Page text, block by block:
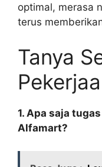
optimal, merasa
terus
Tanya
1. Apa saja
Alfamart?